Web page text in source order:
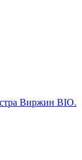
Виржин BIO.